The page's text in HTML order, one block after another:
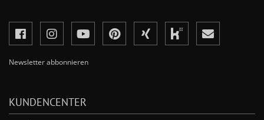
Newsletter abbonnieren
KUNDENCENTER